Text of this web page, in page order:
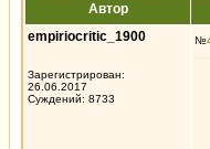
Автор
empiriocritic_1900
Зарегистрирован:
26.06.2017
Суждений: 8733
№